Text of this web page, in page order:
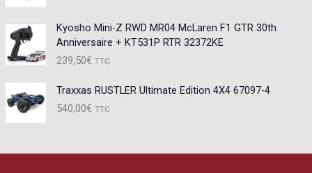
Kyosho Mini-Z RWD MR04 McLaren F1 GTR 30th
Anniversaire + KT531P RTR 32372KE
239,50€ TTC
Traxxas RUSTLER Ultimate Edition 4X4 67097-4
540,00€ TTC